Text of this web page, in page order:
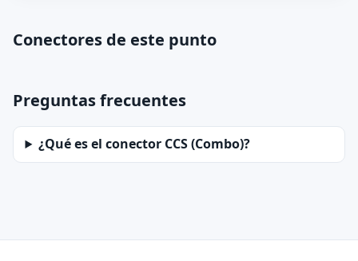
Conectores de este punto
Preguntas frecuentes
¿Qué es el conector CCS (Combo)?